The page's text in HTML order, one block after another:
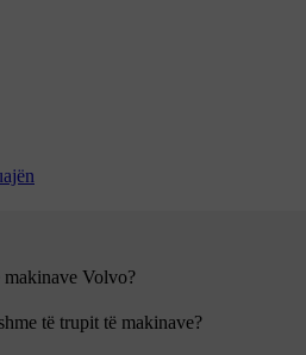
makinave Volvo?
të trupit të makinave?